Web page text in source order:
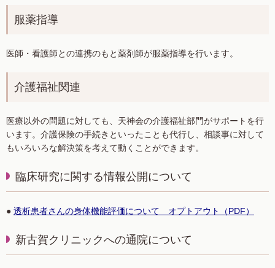
服薬指導
医師・看護師との連携のもと薬剤師が服薬指導を行います。
介護福祉関連
医療以外の問題に対しても、天神会の介護福祉部門がサポートを行
います。介護保険の手続きといったことも代行し、相談事に対して
もいろいろな解決策を考えて動くことができます。
臨床研究に関する情報公開について
● 透析患者さんの身体機能評価について オプトアウト（PDF）
新古賀クリニックへの通院について